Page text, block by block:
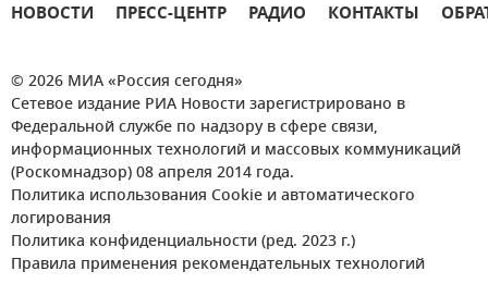
НОВОСТИ ПРЕСС-ЦЕНТР РАДИО КОНТАКТЫ
© 2026 МИА «Россия сегодня»
Сетевое издание РИА Новости зарегистрировано в
Федеральной службе по надзору в сфере связи,
информационных технологий и массовых коммуникаций
(Роскомнадзор) 08 апреля 2014 года.
Политика использования Cookie и автоматического
логирования
Политика конфиденциальности (ред. 2023 г.)
Правила применения рекомендательных технологий